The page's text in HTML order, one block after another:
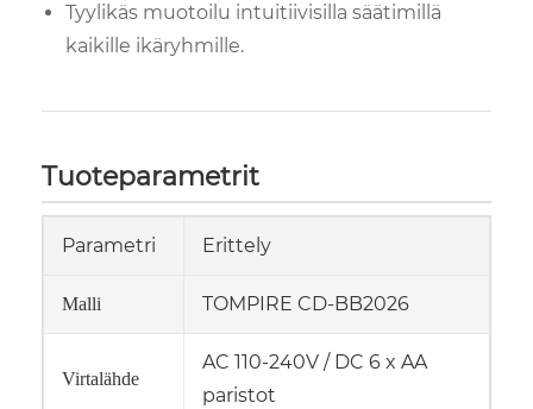
Tyylikäs muotoilu intuitiivisilla säätimillä
kaikille ikäryhmille.
Tuoteparametrit
Parametri Erittely
Malli TOMPIRE CD-BB2026
Virtalähde
AC 110-240V / DC 6 x AA
paristot